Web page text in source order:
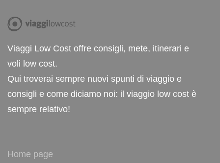
Viaggi Low Cost offre consigli, mete, itinerari e
voli low cost.
Qui troverai sempre nuovi spunti di viaggio e
consigli e come diciamo noi: il viaggio low cost è
sempre relativo!
Home page